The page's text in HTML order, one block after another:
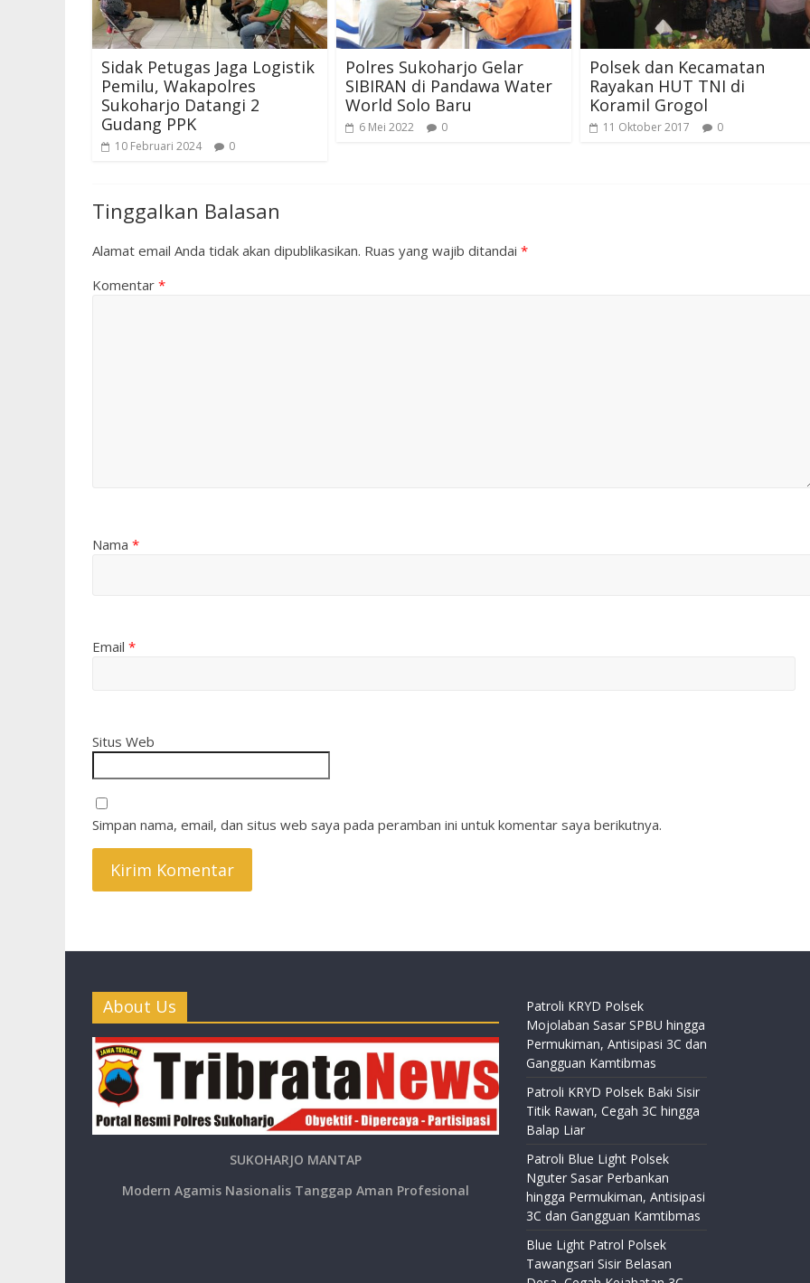
Sidak Petugas Jaga Logistik
Pemilu, Wakapolres
Sukoharjo Datangi 2
Gudang PPK
10 Februari 2024 0
Polres Sukoharjo Gelar
SIBIRAN di Pandawa Water
World Solo Baru
6 Mei 2022 0
Polsek dan Kecamatan
Rayakan HUT TNI di
Koramil Grogol
11 Oktober 2017 0
Tinggalkan Balasan
Alamat email Anda tidak akan dipublikasikan. Ruas yang wajib ditandai *
Komentar *
Nama *
Email *
Situs Web
Simpan nama, email, dan situs web saya pada peramban ini untuk komentar saya berikutnya.
About Us
SUKOHARJO MANTAP
Modern Agamis Nasionalis Tanggap Aman Profesional
Patroli KRYD Polsek
Mojolaban Sasar SPBU hingga
Permukiman, Antisipasi 3C dan
Gangguan Kamtibmas
Patroli KRYD Polsek Baki Sisir
Titik Rawan, Cegah 3C hingga
Balap Liar
Patroli Blue Light Polsek
Nguter Sasar Perbankan
hingga Permukiman, Antisipasi
3C dan Gangguan Kamtibmas
Blue Light Patrol Polsek
Tawangsari Sisir Belasan